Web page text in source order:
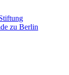
zu Berlin